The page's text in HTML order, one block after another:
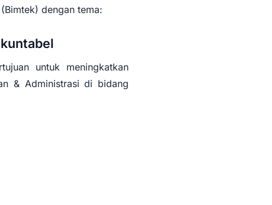
dengan tema:
untuk meningkatkan
& Administrasi di bidang